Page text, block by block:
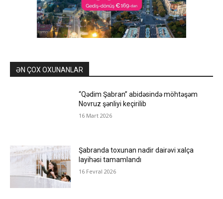
ƏN ÇOX OXUNANLAR
“Qədim Şabran” abidəsində möhtəşəm
Novruz şənliyi keçirilib
16 Mart 2026
Şabranda toxunan nadir dairəvi xalça
layihəsi tamamlandı
16 Fevral 2026